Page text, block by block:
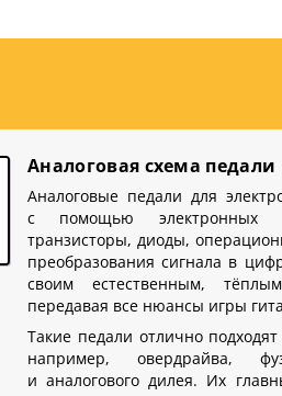
Аналоговая схема педали
Аналоговые педали для
с помощью электронных
транзисторы, диоды,
преобразования сигнала в
своим естественным,
передавая все нюансы игры
Такие педали отлично
например, овердрайва,
и аналогового дилея. Их